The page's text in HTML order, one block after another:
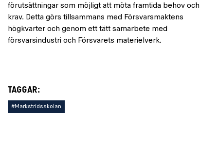
förutsättningar som möjligt att möta framtida behov och
krav. Detta görs tillsammans med Försvarsmaktens
högkvarter och genom ett tätt samarbete med
försvarsindustri och Försvarets materielverk.
TAGGAR:
#Markstridsskolan